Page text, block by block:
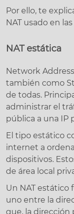
Por ello, te
NAT usado en
NAT estática
Network
también como
de todas.
administrar el
pública a una IP
El tipo estático
internet a
dispositivos.
de área local
Un NAT estático
uno entre la
que, la dirección